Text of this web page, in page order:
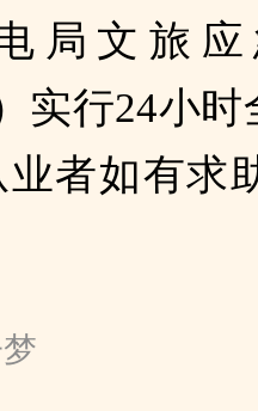
局文旅应
实行24小
业者如有求